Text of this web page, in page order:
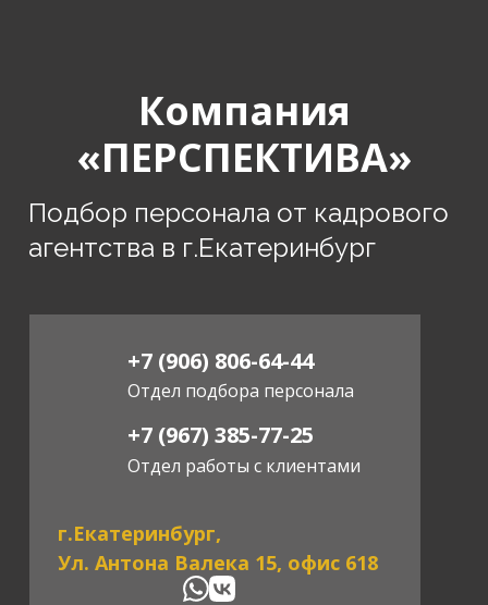
Отдел работы с клиентами
Отдел подбора персонала
+7 (906) 806-64-44
+7 (967) 385-77-25
г.Екатеринбург,
Ул. Антона Валека 15, офис 618
Подбор персонала от кадрового
агентства в г.Екатеринбург
Компания
«ПЕРСПЕКТИВА»